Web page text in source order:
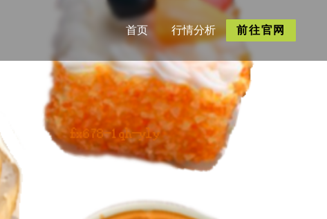
首页 行情分析 前往官网